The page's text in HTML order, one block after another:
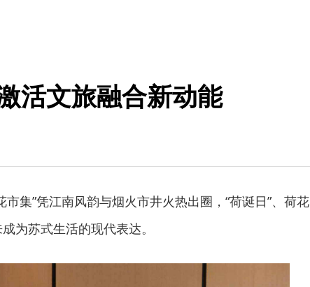
活文旅融合新动能
市集”凭江南风韵与烟火市井火热出圈，“荷诞日”、荷花
为苏式生活的现代表达。